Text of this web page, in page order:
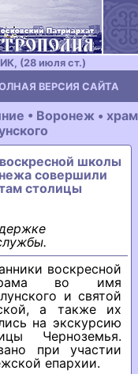
(28 июля ст.)
ВЕРСИЯ САЙТА
• Воронеж • храм
школы
совершили
столицы
воскресной
во имя
и святой
а также их
на экскурсию
Черноземья.
при участии
епархии.